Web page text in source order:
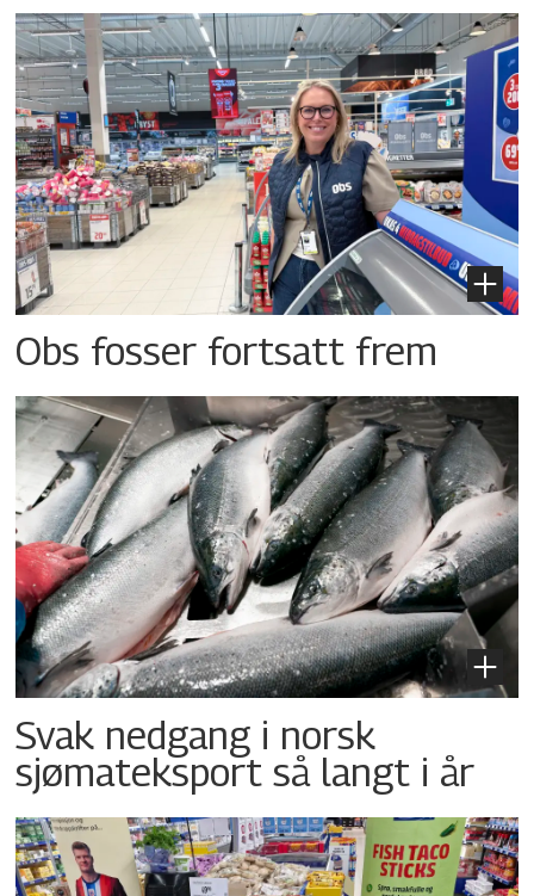
Obs fosser fortsatt frem
Svak nedgang i norsk
sjømateksport så langt i år